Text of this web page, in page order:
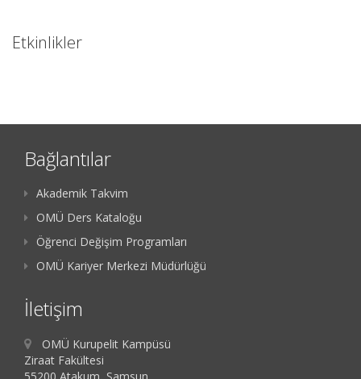
Etkinlikler
Bağlantılar
Akademik Takvim
OMÜ Ders Kataloğu
Öğrenci Değişim Programları
OMÜ Kariyer Merkezi Müdürlüğü
İletişim
OMÜ Kurupelit Kampüsü
Ziraat Fakültesi